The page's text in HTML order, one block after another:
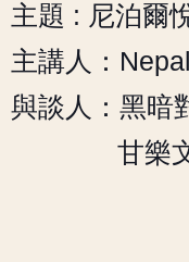
主題 : 尼泊爾
主講人：
與談人：黑暗
甘樂文創